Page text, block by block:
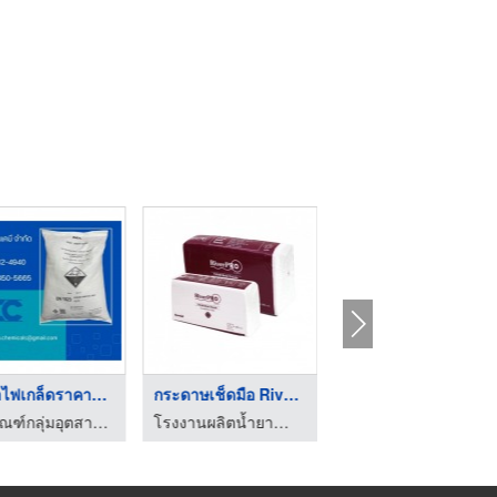
โซดาไฟเกล็ดราคาส่ง ( ...
เคมีภัณฑ์กลุ่มอุตสาหกรรม - บริษัท คินสันเคมี จำกัด
กระดาษเช็ดมือ RiverP ...
โรงงานผลิตน้ำยาทำความสะอาด OEM - คงธนา เซอร์วิส